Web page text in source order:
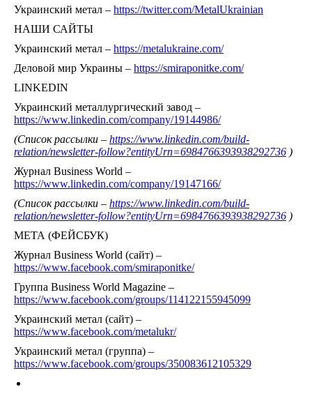
Украинский метал – https://twitter.com/MetalUkrainian
НАШИ САЙТЫ
Украинский метал – https://metalukraine.com/
Деловой мир Украины – https://smiraponitke.com/
LINKEDIN
Украинский металлургический завод –
https://www.linkedin.com/company/19144986/
(Список рассылки – https://www.linkedin.com/build-
relation/newsletter-follow?entityUrn=6984766393938292736 )
Журнал Business World –
https://www.linkedin.com/company/19147166/
(Список рассылки – https://www.linkedin.com/build-
relation/newsletter-follow?entityUrn=6984766393938292736 )
МЕТА (ФЕЙСБУК)
Журнал Business World (сайт) –
https://www.facebook.com/smiraponitke/
Группа Business World Magazine –
https://www.facebook.com/groups/114122155945099
Украинский метал (сайт) –
https://www.facebook.com/metalukr/
Украинский метал (группа) –
https://www.facebook.com/groups/350083612105329